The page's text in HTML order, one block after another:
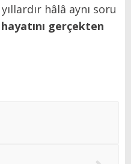
hâlâ aynı soru
gerçekten